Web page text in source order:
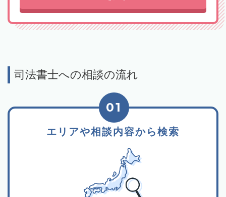
司法書士への相談の流れ
エリアや相談内容から検索
01